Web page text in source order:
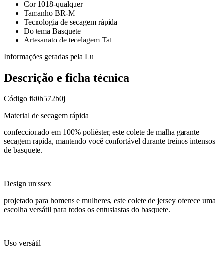
Cor 1018-qualquer
Tamanho BR-M
Tecnologia de secagem rápida
Do tema Basquete
Artesanato de tecelagem Tat
Informações geradas pela Lu
Descrição e ficha técnica
Código fk0h572b0j
Material de secagem rápida
confeccionado em 100% poliéster, este colete de malha garante
secagem rápida, mantendo você confortável durante treinos intensos
de basquete.
Design unissex
projetado para homens e mulheres, este colete de jersey oferece uma
escolha versátil para todos os entusiastas do basquete.
Uso versátil